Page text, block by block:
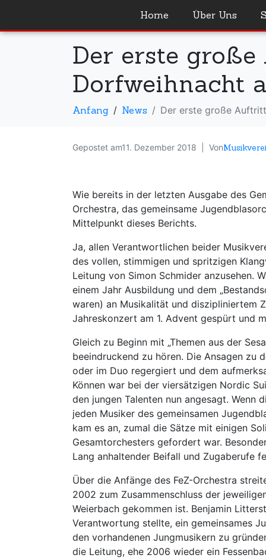
Home Über Uns
Der erste
Dorfweihnacht
Anfang News Der erste große
Gepostet am11. Dezember 2018 Von
Wie bereits in der letzten Ausgabe des
Orchestra, das gemeinsame
Mittelpunkt dieses Berichts.
Ja, allen Verantwortlichen beider
des vollen, stimmigen und spritzigen
Leitung von Simon Schmider anzusehen.
einem Jahr Ausbildung und dem
waren) an Musikalität und diszipliniertem
Jahreskonzert am 1. Advent gespürt und
Gleich zu Beginn mit „Themen aus der
beeindruckend zu hören. Die Ansagen zu
oder im Duo regergiert und dem
Können war bei der viersätzigen Nordic
den jungen Talenten nun angesagt. Wenn
jeden Musiker des gemeinsamen
kam es an, zumal die Sätze mit einigen
Gesamtorchesters gefordert war.
Lang anhaltender Beifall und Zugaberufe
Über die Anfänge des FeZ-Orchestra
2002 zum Zusammenschluss der
Weierbach gekommen ist. Benjamin
Verantwortung stellte, ein gemeinsames
den vorhandenen Jungmusikern zu
die Leitung, ehe 2006 wieder ein